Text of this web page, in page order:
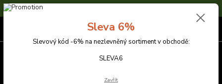
Sleva 6% na nezlevněné zboží s kódem SLEVA6
Sleva 6%
Slevový kód -6% na nezlevněný sortiment v obchodě:
SLEVA6
Zavřít